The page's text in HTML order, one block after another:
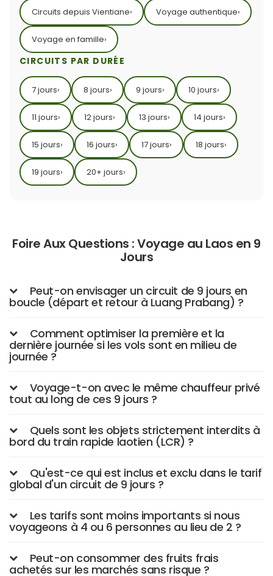
Circuits depuis Vientiane› Voyage authentique›
Voyage en famille›
CIRCUITS PAR DURÉE
7 jours› 8 jours› 9 jours› 10 jours›
11 jours› 12 jours› 13 jours› 14 jours›
15 jours› 16 jours› 17 jours› 18 jours›
19 jours› 20+ jours›
Foire Aux Questions : Voyage au Laos en 9
Jours
Peut-on envisager un circuit de 9 jours en
boucle (départ et retour à Luang Prabang) ?
Comment optimiser la première et la
dernière journée si les vols sont en milieu de
journée ?
Voyage-t-on avec le même chauffeur privé
tout au long de ces 9 jours ?
Quels sont les objets strictement interdits à
bord du train rapide laotien (LCR) ?
Qu'est-ce qui est inclus et exclu dans le tarif
global d'un circuit de 9 jours ?
Les tarifs sont moins importants si nous
voyageons à 4 ou 6 personnes au lieu de 2 ?
Peut-on consommer des fruits frais
achetés sur les marchés sans risque ?